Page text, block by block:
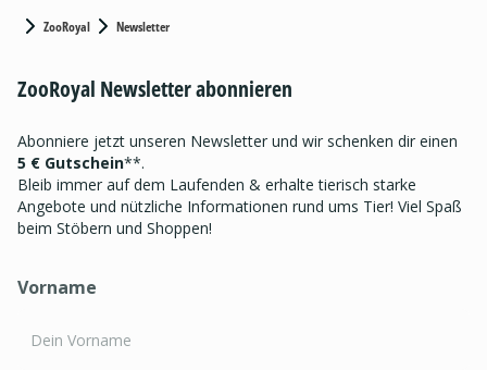
ZooRoyal Newsletter
ZooRoyal Newsletter abonnieren
Abonniere jetzt unseren Newsletter und wir schenken dir einen
5 € Gutschein**.
Bleib immer auf dem Laufenden & erhalte tierisch starke
Angebote und nützliche Informationen rund ums Tier! Viel Spaß
beim Stöbern und Shoppen!
Vorname